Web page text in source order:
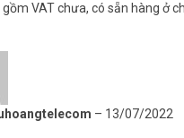
VAT chưa, có sẵn hàng ở
– 13/07/2022